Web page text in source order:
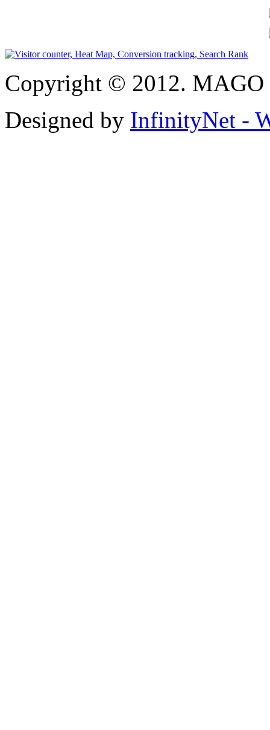
Copyright © 2012. MAGO
Designed by InfinityNet -